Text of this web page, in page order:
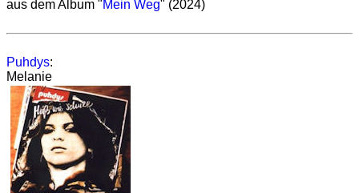
aus dem Album "Mein Weg" (2024)
Puhdys:
Melanie